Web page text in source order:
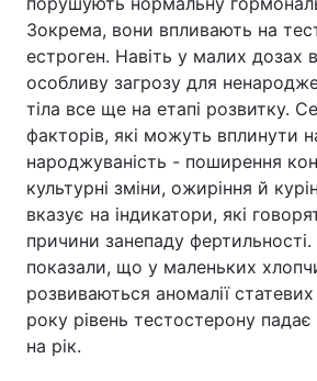
Зокрема, вони впливають на
естроген. Навіть у малих дозах
особливу загрозу для
тіла все ще на етапі розвитку.
факторів, які можуть вплинути
народжуваність - поширення
культурні зміни, ожиріння й
вказує на індикатори, які
причини занепаду
показали, що у маленьких
розвиваються аномалії
року рівень тестостерону
на рік.